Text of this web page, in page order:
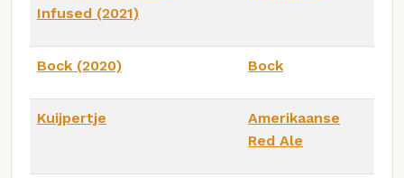
Infused (2021)
Bock (2020) Bock
Kuijpertje
Amerikaanse
Red Ale